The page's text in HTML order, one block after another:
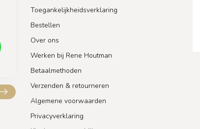
Toegankelijkheidsverklaring
Bestellen
Over ons
Werken bij Rene Houtman
Betaalmethoden
Verzenden & retourneren
Algemene voorwaarden
Privacyverklaring